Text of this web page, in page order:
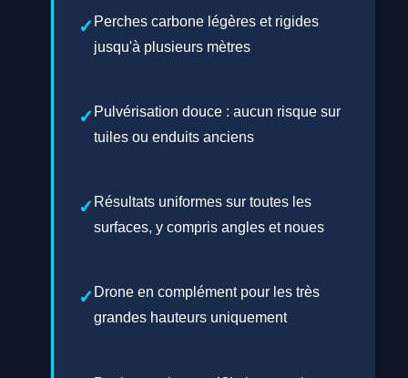
Perches carbone légères et rigides
jusqu'à plusieurs mètres
Pulvérisation douce : aucun risque sur
tuiles ou enduits anciens
Résultats uniformes sur toutes les
surfaces, y compris angles et noues
Drone en complément pour les très
grandes hauteurs uniquement